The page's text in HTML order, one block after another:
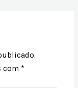
com *